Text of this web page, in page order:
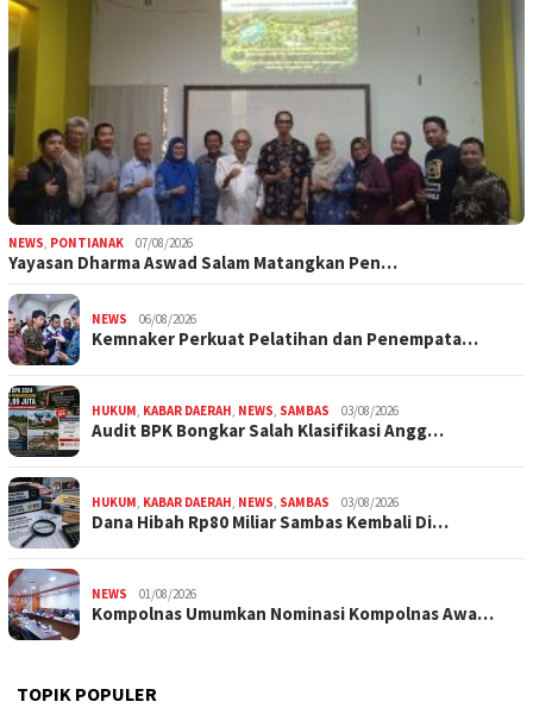
NEWS, PONTIANAK 07/08/2026
Yayasan Dharma Aswad Salam Matangkan Pen…
NEWS 06/08/2026
Kemnaker Perkuat Pelatihan dan Penempata…
HUKUM, KABAR DAERAH, NEWS, SAMBAS 03/08/2026
Audit BPK Bongkar Salah Klasifikasi Angg…
HUKUM, KABAR DAERAH, NEWS, SAMBAS 03/08/2026
Dana Hibah Rp80 Miliar Sambas Kembali Di…
NEWS 01/08/2026
Kompolnas Umumkan Nominasi Kompolnas Awa…
TOPIK POPULER